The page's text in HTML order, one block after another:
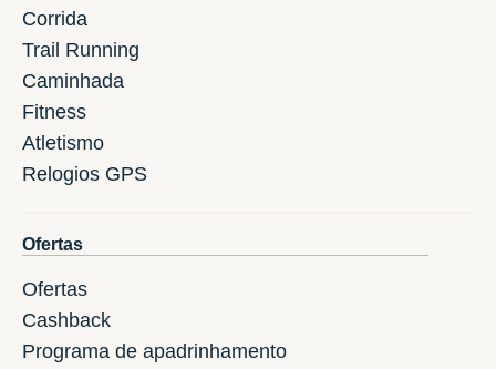
Corrida
Trail Running
Caminhada
Fitness
Atletismo
Relogios GPS
Ofertas
Ofertas
Cashback
Programa de apadrinhamento